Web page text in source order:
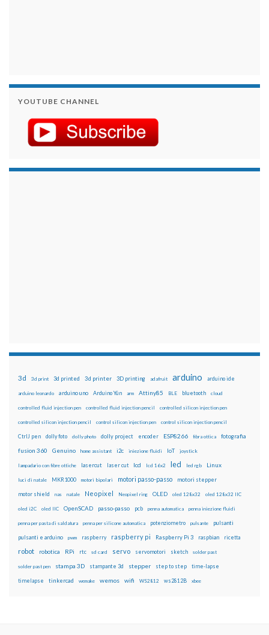
YOUTUBE CHANNEL
3d 3d print 3d printed 3d printer 3D printing adafruit arduino arduino ide
arduino leonardo arduino uno Arduino Yún arm Attiny85 BLE bluetooth cloud
controlled fluid injection pen controlled fluid injection pencil controlled silicon injection pen
controlled silicon injection pencil control silicon injection pen control silicon injection pencil
CtrlJ pen dolly foto dolly photo dolly project encoder ESP8266 fibra ottica fotografia
fusion 360 Genuino home assistant i2c iniezione fluidi IoT joystick
lampadario con fibre ottiche lasercut laser cut lcd lcd 16x2 led led rgb Linux
luci di natale MKR1000 motori bipolari motori passo-passo motori stepper
motor shield nas natale Neopixel Neopixel ring OLED oled 128x32 oled 128x32 IIC
oled i2C oled IIC OpenSCAD passo-passo pcb penna automatica penna iniezione fluidi
penna per pasta di saldatura penna per silicone automatica potenziometro pulsante pulsanti
pulsanti e arduino pwm raspberry raspberry pi Raspberry Pi 3 raspbian ricetta
robot robotica RPi rtc sd card servo servomotori sketch solder past
solder past pen stampa 3D stampante 3d stepper step to step time-lapse
timelapse tinkercad wemake wemos wifi WS2812 ws2812B xbee